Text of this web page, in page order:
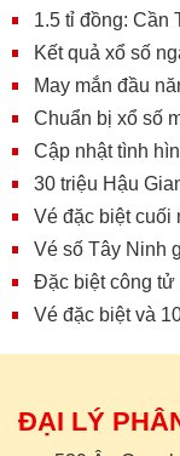
1.5 tỉ đồng: Cần
Kết quả xổ số
May mắn đầu
Chuẩn bị xổ số
Cập nhật tình
30 triệu Hậu
Vé đặc biệt cuối
Vé số Tây Ninh
Đặc biệt công tử
Vé đặc biệt và
ĐẠI LÝ